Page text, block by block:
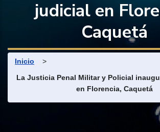
judicial en
Caquetá
Ruta de navegación
Inicio
>
La Justicia Penal Militar y Policial
en Florencia, Caquetá